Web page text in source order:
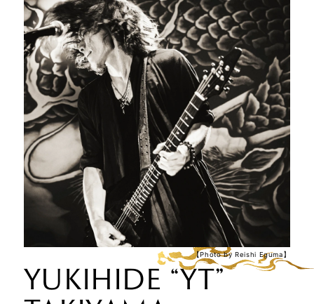
【Photo by Reishi Eguma】
YUKIHIDE “YT”